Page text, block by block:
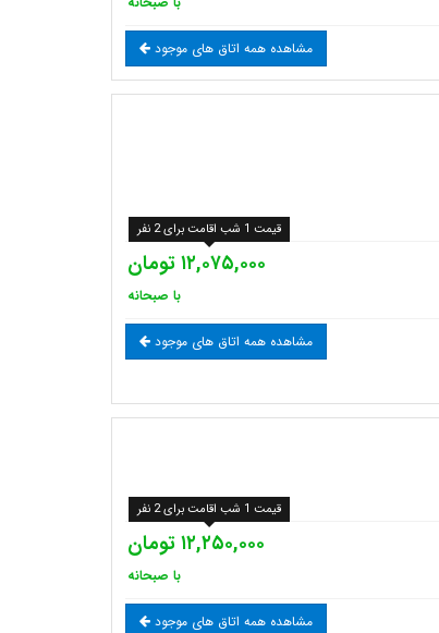
مشاهده همه اتاق های موجود
۱۲,۰۷۵,۰۰۰ تومان
با صبحانه
قیمت 1 شب اقامت برای 2 نفر
مشاهده همه اتاق های موجود
۱۲,۲۵۰,۰۰۰ تومان
با صبحانه
قیمت 1 شب اقامت برای 2 نفر
مشاهده همه اتاق های موجود